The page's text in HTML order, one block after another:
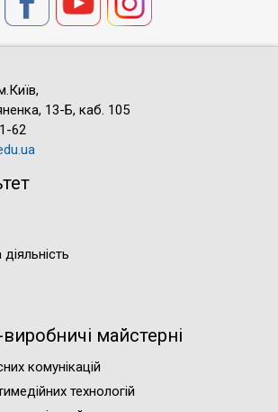
13-Б, каб. 105
62
майстерні
комунікацій
технологій